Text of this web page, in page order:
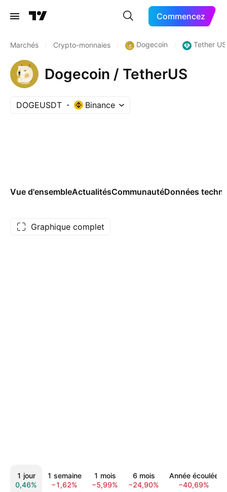
Commencez
Marchés Crypto-monnaies Dogecoin Tether
Dogecoin / TetherUS
DOGEUSDT Binance
Vue d'ensembleActualitésCommunautéDonnées
Graphique complet
1 jour
0,46%
1 semaine
−1,62%
1 mois
−5,99%
6 mois
−24,90%
Année écoulée
−40,69%